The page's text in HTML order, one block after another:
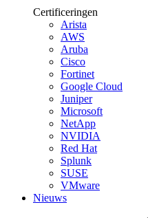
Certificeringen
Arista
AWS
Aruba
Cisco
Fortinet
Google Cloud
Juniper
Microsoft
NetApp
NVIDIA
Red Hat
Splunk
SUSE
VMware
Nieuws